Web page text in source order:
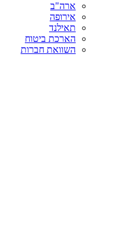
ארה"ב
אירופה
תאילנד
הארכת ביטוח
השוואת חברות